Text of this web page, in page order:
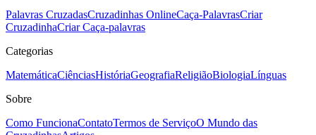
Palavras CruzadasCruzadinhas OnlineCaça-PalavrasCriar
CruzadinhaCriar Caça-palavras
Categorias
MatemáticaCiênciasHistóriaGeografiaReligiãoBiologiaLínguas
Sobre
Como FuncionaContatoTermos de ServiçoO Mundo das